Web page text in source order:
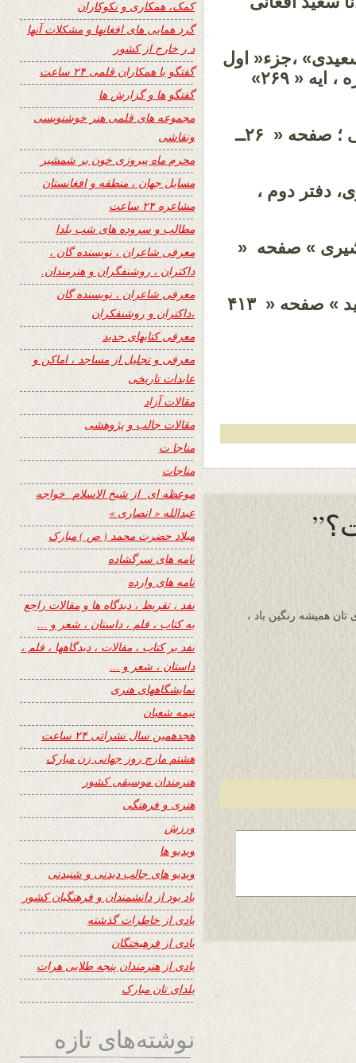
،جزء« اول
، دوم و سوم» ، صفحه « ۴۷۸» سوره البقره ، ایه « ۲۶۹»
ــ گزیده کیمیای سعادت : امام محمد غزالی ؛ صفحه « ۲۶ــ
دفتر دوم ،
» صفحه «
همیشه رنگین باد ،
کمک، همکاری و نکوکاران
گرد همایی های افغانها و مشکلات آنها
د ر خارج از کشور
گفتگو با همکاران قلمی ۲۴ ساعت
گفتگو ها و گزارش ها
مجموعه های قلمی هنر خوشنویسی
ونقاشی
محرم ماه پیروزی خون بر شمشیر
مسایل جهان ، منطقه و افغانستان
مشاعره ۲۴ ساعت
مطالب و سروده های شب یلدا
معرفی شاعران ، نویسنده گان ،
داکتران ، روشنفگران و هنرمندان.
معرفی شاعران ، نویسنده گان
،داکتران و روشنفکران
معرفی کتابهای جدید
معرفی و تجلیل از مساجد ، اماکن و
عابدات تاریخی
مقالات آزاد
مقالات جالب و پژوهشی
مناجا ت
مناجات
موعظه ای از شیخ الاسلام خواجه
عبدالله « انصاری »
میلاد حضرت محمد ( ص ) مبارک
نامه های سرگشاده
نامه های وارده
نفد ، تقریظ ، دیدگاه ها و مقالات راجع
به کتاب ، فلم ، داستان ، شعر و …
نفد بر کتاب ، مقالات ، دیدگاهها ، فلم ،
داستان ، شعر و …
نمایشگاههای هنری
نیمه شعبان
هجدهمین سال نشراتی ۲۴ ساعت
هشتم مارچ روز جهانی زن مبارک
هنرمندان موسیقی کشور
هنری و فرهنگی
ورزش
ویدیو ها
ویدیو های جالب دیدنی و شنیدنی
یاد بود از دانشمندان و فرهنگیان کشور
یادی از خاطرات گذشته
یادی از فرهیختگان
یادی از هنرمندان پنجه طلایی هرات
یلدای تان مبارک
نوشته‌های تازه